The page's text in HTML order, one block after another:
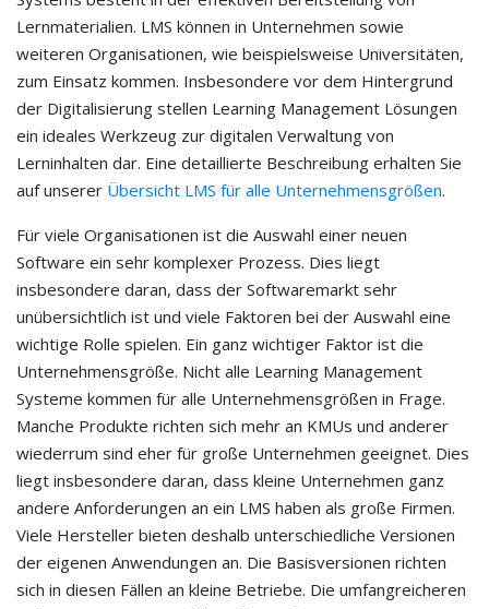
Lernmaterialien. LMS können in Unternehmen sowie
weiteren Organisationen, wie beispielsweise Universitäten,
zum Einsatz kommen. Insbesondere vor dem Hintergrund
der Digitalisierung stellen Learning Management Lösungen
ein ideales Werkzeug zur digitalen Verwaltung von
Lerninhalten dar. Eine detaillierte Beschreibung erhalten Sie
auf unserer Übersicht LMS für alle Unternehmensgrößen.
Für viele Organisationen ist die Auswahl einer neuen
Software ein sehr komplexer Prozess. Dies liegt
insbesondere daran, dass der Softwaremarkt sehr
unübersichtlich ist und viele Faktoren bei der Auswahl eine
wichtige Rolle spielen. Ein ganz wichtiger Faktor ist die
Unternehmensgröße. Nicht alle Learning Management
Systeme kommen für alle Unternehmensgrößen in Frage.
Manche Produkte richten sich mehr an KMUs und anderer
wiederrum sind eher für große Unternehmen geeignet. Dies
liegt insbesondere daran, dass kleine Unternehmen ganz
andere Anforderungen an ein LMS haben als große Firmen.
Viele Hersteller bieten deshalb unterschiedliche Versionen
der eigenen Anwendungen an. Die Basisversionen richten
sich in diesen Fällen an kleine Betriebe. Die umfangreicheren